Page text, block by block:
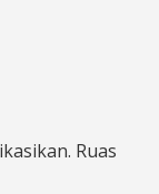
Ruas